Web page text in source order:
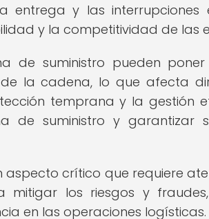
entrega y las
y la competitividad de las
de suministro pueden
la cadena, lo que afecta
temprana y la gestión
de suministro y garantizar
crítico que requiere
los riesgos y
en las operaciones logísticas.